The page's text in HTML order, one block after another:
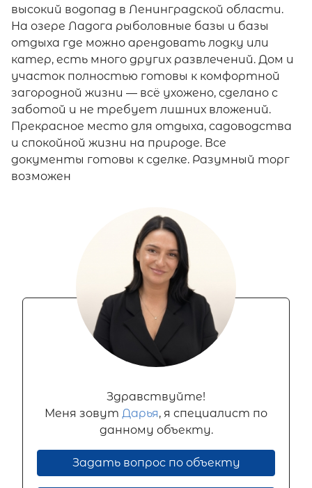
высокий водопад в Ленинградской области.
На озере Ладога рыболовные базы и базы
отдыха где можно арендовать лодку или
катер, есть много других развлечений. Дом и
участок полностью готовы к комфортной
загородной жизни — всё ухожено, сделано с
заботой и не требует лишних вложений.
Прекрасное место для отдыха, садоводства
и спокойной жизни на природе. Все
документы готовы к сделке. Разумный торг
возможен
Здравствуйте!
Меня зовут Дарья, я специалист по
данному объекту.
Задать вопрос по объекту